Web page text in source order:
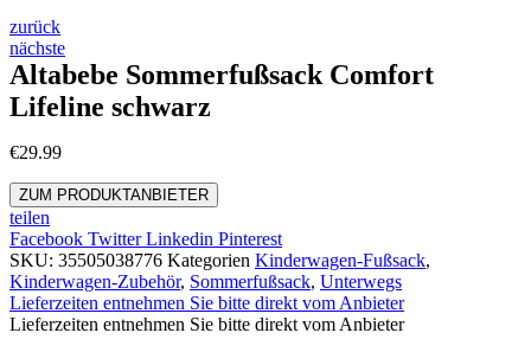
Beitrags-
Navigation
zurück
nächste
Altabebe Sommerfußsack Comfort
Lifeline schwarz
€29.99
ZUM PRODUKTANBIETER
teilen
Facebook TwitterLinkedin Pinterest
SKU: 35505038776 Kategorien Kinderwagen-Fußsack,
Kinderwagen-Zubehör, Sommerfußsack, Unterwegs
Lieferzeiten entnehmen Sie bitte direkt vom Anbieter
Lieferzeiten entnehmen Sie bitte direkt vom Anbieter